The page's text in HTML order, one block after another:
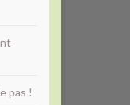
pas !